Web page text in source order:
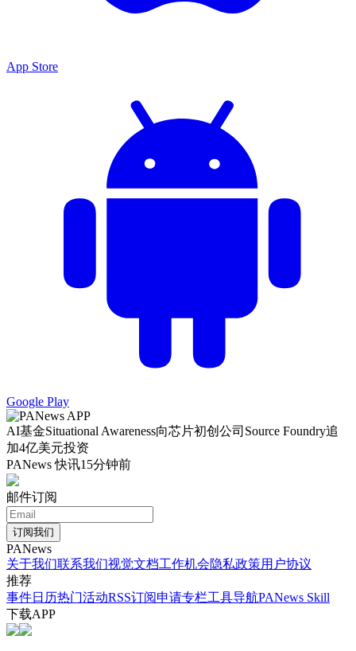
App Store
Google Play
AI基金Situational Awareness向芯片初创公司Source Foundry追
加4亿美元投资
PANews 快讯15分钟前
邮件订阅
订阅我们
PANews
关于我们联系我们视觉文档工作机会隐私政策用户协议
推荐
事件日历热门活动RSS订阅申请专栏工具导航PANews Skill
下载APP